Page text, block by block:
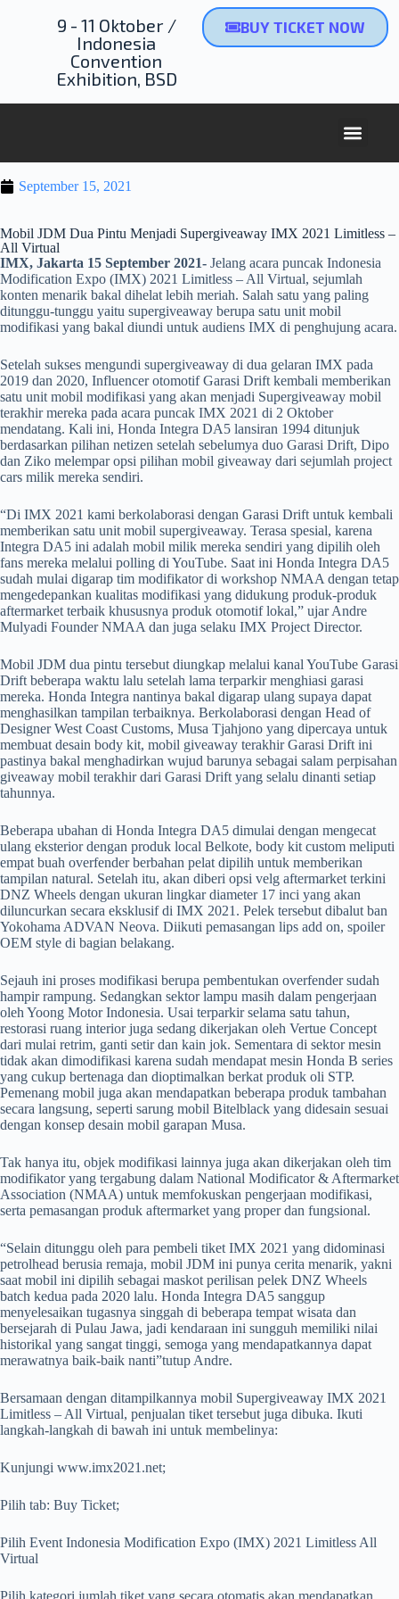
9 - 11 Oktober /
Indonesia
Convention
Exhibition, BSD
BUY TICKET NOW
September 15, 2021
Mobil JDM Dua Pintu Menjadi Supergiveaway IMX 2021 Limitless –
All Virtual
IMX, Jakarta 15 September 2021- Jelang acara puncak Indonesia
Modification Expo (IMX) 2021 Limitless – All Virtual, sejumlah
konten menarik bakal dihelat lebih meriah. Salah satu yang paling
ditunggu-tunggu yaitu supergiveaway berupa satu unit mobil
modifikasi yang bakal diundi untuk audiens IMX di penghujung acara.
Setelah sukses mengundi supergiveaway di dua gelaran IMX pada
2019 dan 2020, Influencer otomotif Garasi Drift kembali memberikan
satu unit mobil modifikasi yang akan menjadi Supergiveaway mobil
terakhir mereka pada acara puncak IMX 2021 di 2 Oktober
mendatang. Kali ini, Honda Integra DA5 lansiran 1994 ditunjuk
berdasarkan pilihan netizen setelah sebelumya duo Garasi Drift, Dipo
dan Ziko melempar opsi pilihan mobil giveaway dari sejumlah project
cars milik mereka sendiri.
“Di IMX 2021 kami berkolaborasi dengan Garasi Drift untuk kembali
memberikan satu unit mobil supergiveaway. Terasa spesial, karena
Integra DA5 ini adalah mobil milik mereka sendiri yang dipilih oleh
fans mereka melalui polling di YouTube. Saat ini Honda Integra DA5
sudah mulai digarap tim modifikator di workshop NMAA dengan tetap
mengedepankan kualitas modifikasi yang didukung produk-produk
aftermarket terbaik khususnya produk otomotif lokal,” ujar Andre
Mulyadi Founder NMAA dan juga selaku IMX Project Director.
Mobil JDM dua pintu tersebut diungkap melalui kanal YouTube Garasi
Drift beberapa waktu lalu setelah lama terparkir menghiasi garasi
mereka. Honda Integra nantinya bakal digarap ulang supaya dapat
menghasilkan tampilan terbaiknya. Berkolaborasi dengan Head of
Designer West Coast Customs, Musa Tjahjono yang dipercaya untuk
membuat desain body kit, mobil giveaway terakhir Garasi Drift ini
pastinya bakal menghadirkan wujud barunya sebagai salam perpisahan
giveaway mobil terakhir dari Garasi Drift yang selalu dinanti setiap
tahunnya.
Beberapa ubahan di Honda Integra DA5 dimulai dengan mengecat
ulang eksterior dengan produk local Belkote, body kit custom meliputi
empat buah overfender berbahan pelat dipilih untuk memberikan
tampilan natural. Setelah itu, akan diberi opsi velg aftermarket terkini
DNZ Wheels dengan ukuran lingkar diameter 17 inci yang akan
diluncurkan secara eksklusif di IMX 2021. Pelek tersebut dibalut ban
Yokohama ADVAN Neova. Diikuti pemasangan lips add on, spoiler
OEM style di bagian belakang.
Sejauh ini proses modifikasi berupa pembentukan overfender sudah
hampir rampung. Sedangkan sektor lampu masih dalam pengerjaan
oleh Yoong Motor Indonesia. Usai terparkir selama satu tahun,
restorasi ruang interior juga sedang dikerjakan oleh Vertue Concept
dari mulai retrim, ganti setir dan kain jok. Sementara di sektor mesin
tidak akan dimodifikasi karena sudah mendapat mesin Honda B series
yang cukup bertenaga dan dioptimalkan berkat produk oli STP.
Pemenang mobil juga akan mendapatkan beberapa produk tambahan
secara langsung, seperti sarung mobil Bitelblack yang didesain sesuai
dengan konsep desain mobil garapan Musa.
Tak hanya itu, objek modifikasi lainnya juga akan dikerjakan oleh tim
modifikator yang tergabung dalam National Modificator & Aftermarket
Association (NMAA) untuk memfokuskan pengerjaan modifikasi,
serta pemasangan produk aftermarket yang proper dan fungsional.
“Selain ditunggu oleh para pembeli tiket IMX 2021 yang didominasi
petrolhead berusia remaja, mobil JDM ini punya cerita menarik, yakni
saat mobil ini dipilih sebagai maskot perilisan pelek DNZ Wheels
batch kedua pada 2020 lalu. Honda Integra DA5 sanggup
menyelesaikan tugasnya singgah di beberapa tempat wisata dan
bersejarah di Pulau Jawa, jadi kendaraan ini sungguh memiliki nilai
historikal yang sangat tinggi, semoga yang mendapatkannya dapat
merawatnya baik-baik nanti”tutup Andre.
Bersamaan dengan ditampilkannya mobil Supergiveaway IMX 2021
Limitless – All Virtual, penjualan tiket tersebut juga dibuka. Ikuti
langkah-langkah di bawah ini untuk membelinya:
Kunjungi www.imx2021.net;
Pilih tab: Buy Ticket;
Pilih Event Indonesia Modification Expo (IMX) 2021 Limitless All
Virtual
Pilih kategori jumlah tiket yang secara otomatis akan mendapatkan